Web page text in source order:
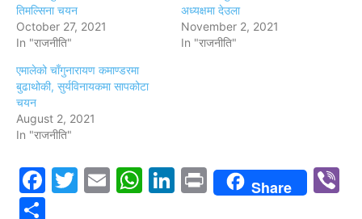
तिमल्सिना चयन
October 27, 2021
In "राजनीति"
अध्यक्षमा देउला
November 2, 2021
In "राजनीति"
एमालेको चाँगुनारायण कमाण्डरमा
बुढाथोकी, सुर्यविनायकमा सापकोटा
चयन
August 2, 2021
In "राजनीति"
Facebook
Twitter
EmailWhatsApp
LinkedIn
PrintShare